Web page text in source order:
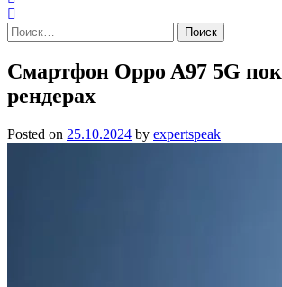
Найти:
Смартфон Oppo A97 5G
рендерах
Posted on 25.10.2024 by expertspeak